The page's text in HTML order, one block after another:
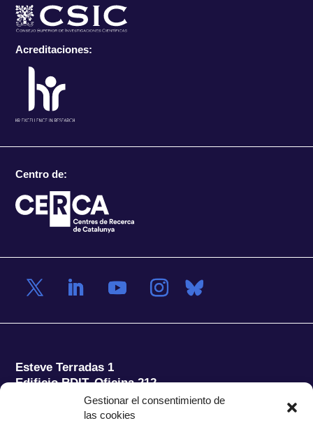
Gestionar el consentimiento de
las cookies
Acreditaciones:
Centro de:
Esteve Terradas 1
Edificio RDIT, Oficina 212
Parc Mediterrani de la Tecnologia (PMT) Campus